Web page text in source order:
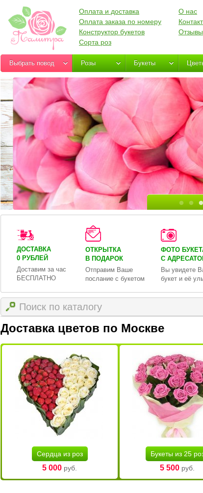
Оплата и доставка
Оплата заказа по номеру
Конструктор букетов
Сорта роз
О нас
Отзывы
Выбрать повод Розы Букеты
ДОСТАВКА
0 РУБЛЕЙ
Доставим за час
БЕСПЛАТНО
ОТКРЫТКА
В ПОДАРОК
Отправим Ваше
послание с букетом
ФОТО
С
Вы увидете
букет и её
Доставка цветов по Москве
Сердца из роз
5 000 руб.
Букеты из 25
5 500 руб.